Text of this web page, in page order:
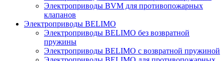
Электроприводы BVM для противопожарных
клапанов
Электроприводы BELIMO
Электроприводы BELIMO без возвратной
пружины
Электроприводы BELIMO с возвратной пружиной